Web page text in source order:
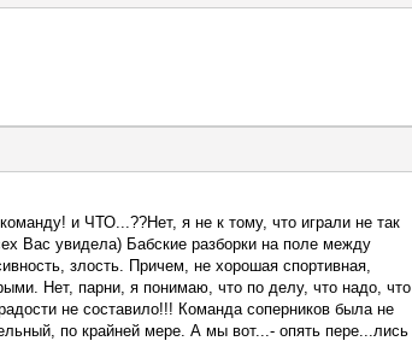
и ЧТО...??Нет, я не к тому, что играли не так
Вас увидела) Бабские разборки на поле между
злость. Причем, не хорошая спортивная,
Нет, парни, я понимаю, что по делу, что надо, что
не составило!!! Команда соперников была не
по крайней мере. А мы вот...- опять пере...лись